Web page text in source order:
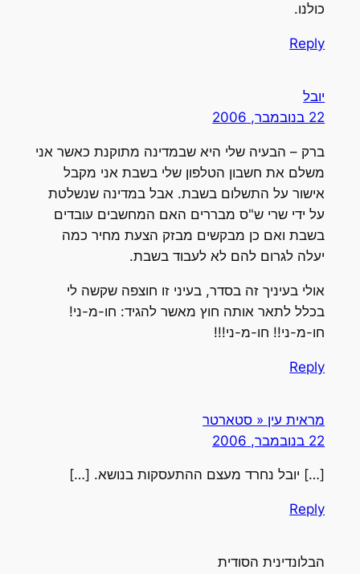
כולנו.
Reply
יובל
22 בנובמבר, 2006
ברק – הבעיה שלי היא שבמדינה מתוקנת כאשר אני
משלם את חשבון הטלפון שלי בשבת אני מקבל
אישור על התשלום בשבת. אבל במדינה שנשלטת
על ידי שרי ש"ס מבררים האם המחשבים עובדים
בשבת ואם כן מבקשים מבזק הצעת מחיר כמה
יעלה לגרום להם לא לעבוד בשבת.
אולי בעיניך זה בסדר, בעיני זו חוצפה שקשה לי
בכלל לתאר אותה חוץ מאשר להגיד: חו-מ-ני!
חו-מ-ני!! חו-מ-ני!!!
Reply
מראית עין « סטארטר
22 בנובמבר, 2006
[…] יובל נחרד מעצם ההתעסקות בנושא. […]
Reply
הבלונדינית הסודית